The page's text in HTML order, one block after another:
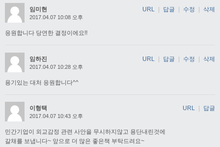
임미현
2017.04.07 10:08 오후
응원합니다 당연한 결정이에요!!
URL | 답글 | 수정 | 삭제
임하진
2017.04.07 10:28 오후
용기있는 대처 응원합니다^^
URL | 답글 | 수정 | 삭제
이형택
2017.04.07 10:43 오후
민간기업이 외교감정 관련 사안을 무시하지않고 용단내린것에
갈채를 보냅니다~ 앞으로 더 많은 좋은책 부탁드려요~
URL 답글